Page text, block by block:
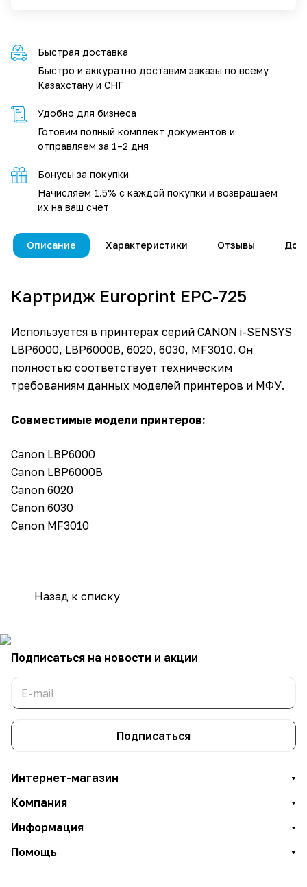
Быстрая доставка
Быстро и аккуратно доставим заказы по всему
Казахстану и СНГ
Удобно для бизнеса
Готовим полный комплект документов и
отправляем за 1–2 дня
Бонусы за покупки
Начисляем 1.5% с каждой покупки и возвращаем
их на ваш счёт
Описание Характеристики Отзывы
Картридж Europrint EPC-725
Используется в принтерах серий CANON i-SENSYS
LBP6000, LBP6000B, 6020, 6030, MF3010. Он
полностью соответствует техническим
требованиям данных моделей принтеров и МФУ.
Совместимые модели принтеров:
Canon LBP6000
Canon LBP6000B
Canon 6020
Canon 6030
Canon MF3010
Назад к списку
Подписаться на новости и акции
Подписаться
Интернет-магазин
Компания
Информация
Помощь